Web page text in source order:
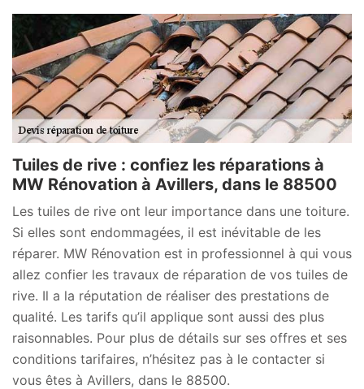
Tuiles de rive : confiez les réparations à
MW Rénovation à Avillers, dans le 88500
Les tuiles de rive ont leur importance dans une toiture.
Si elles sont endommagées, il est inévitable de les
réparer. MW Rénovation est in professionnel à qui vous
allez confier les travaux de réparation de vos tuiles de
rive. Il a la réputation de réaliser des prestations de
qualité. Les tarifs qu’il applique sont aussi des plus
raisonnables. Pour plus de détails sur ses offres et ses
conditions tarifaires, n’hésitez pas à le contacter si
vous êtes à Avillers, dans le 88500.